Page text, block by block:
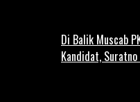
Di Balik Muscab
Kandidat,